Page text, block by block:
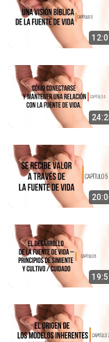
tesoro Familiar
Transformados
Padre Ángel
Palabra Viva de
views